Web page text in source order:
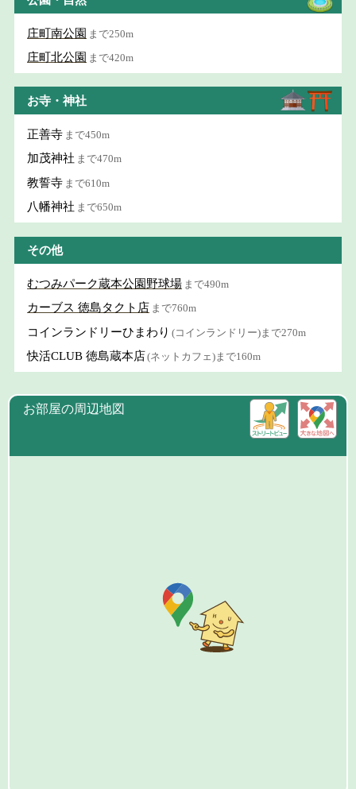
庄町南公園 まで250m
庄町北公園 まで420m
お寺・神社
正善寺 まで450m
加茂神社 まで470m
教誓寺 まで610m
八幡神社 まで650m
その他
むつみパーク蔵本公園野球場 まで490m
カーブス 徳島タクト店 まで760m
コインランドリーひまわり (コインランドリー)まで270m
快活CLUB 徳島蔵本店(ネットカフェ)まで160m
お部屋の周辺地図